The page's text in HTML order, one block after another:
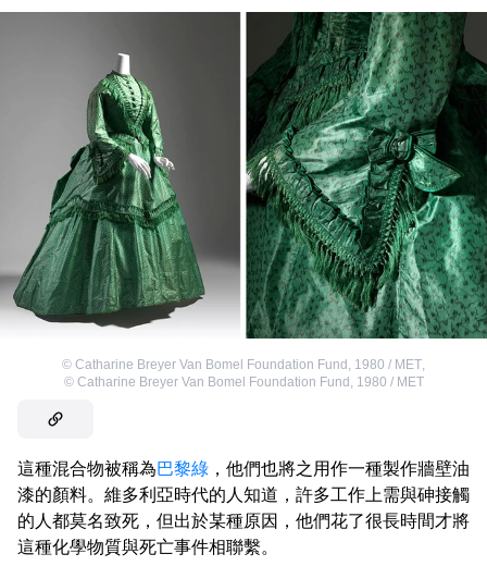
© Catharine Breyer Van Bomel Foundation Fund, 1980 / MET,
© Catharine Breyer Van Bomel Foundation Fund, 1980 / MET
這種混合物被稱為巴黎綠 ，他們也將之用作一種製作牆壁油
漆的顏料。維多利亞時代的人知道，許多工作上需與砷接觸
的人都莫名致死，但出於某種原因，他們花了很長時間才將
這種化學物質與死亡事件相聯繫。